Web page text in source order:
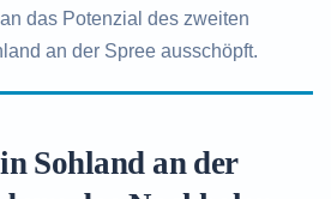
das Potenzial des zweiten
an der Spree ausschöpft.
Sohland an der